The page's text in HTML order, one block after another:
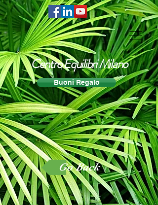
Centro Equilibri Milano
Buoni Regalo
Go Back